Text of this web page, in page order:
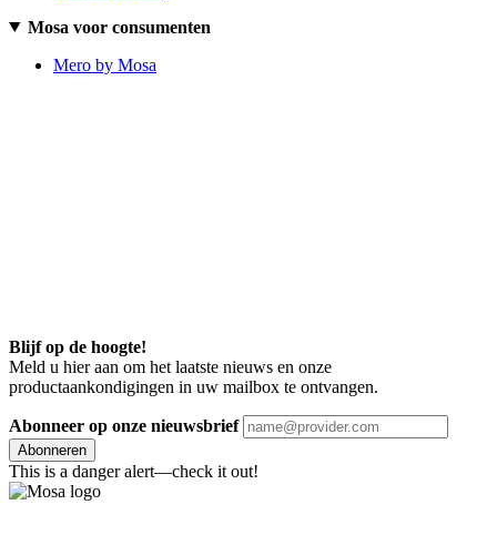
Mosa voor consumenten
Mero by Mosa
Blijf op de hoogte!
Meld u hier aan om het laatste nieuws en onze
productaankondigingen in uw mailbox te ontvangen.
Abonneer op onze nieuwsbrief
Abonneren
This is a danger alert—check it out!